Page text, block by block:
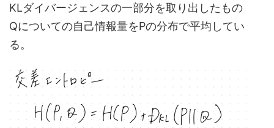
KLダイバージェンスの一部分を取り出したもの
Qについての自己情報量をPの分布で平均してい
る。